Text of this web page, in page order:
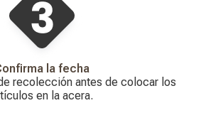
la fecha
recolección antes de colocar los
en la acera.